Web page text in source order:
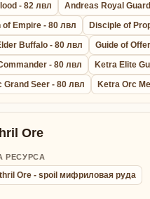
- 82 лвл
Andreas Royal
Empire - 80 лвл
Disciple of
Buffalo - 80 лвл
Guide of
- 80 лвл
Ketra Elite
Grand Seer - 80 лвл
Ketra Orc
Ore
РЕСУРСА
Ore - spoil мифриловая руда